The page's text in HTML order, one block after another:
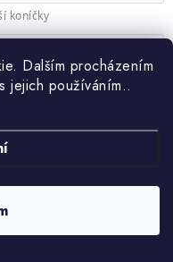
Dalším procházením
jejich používáním..
koníčky
tričku